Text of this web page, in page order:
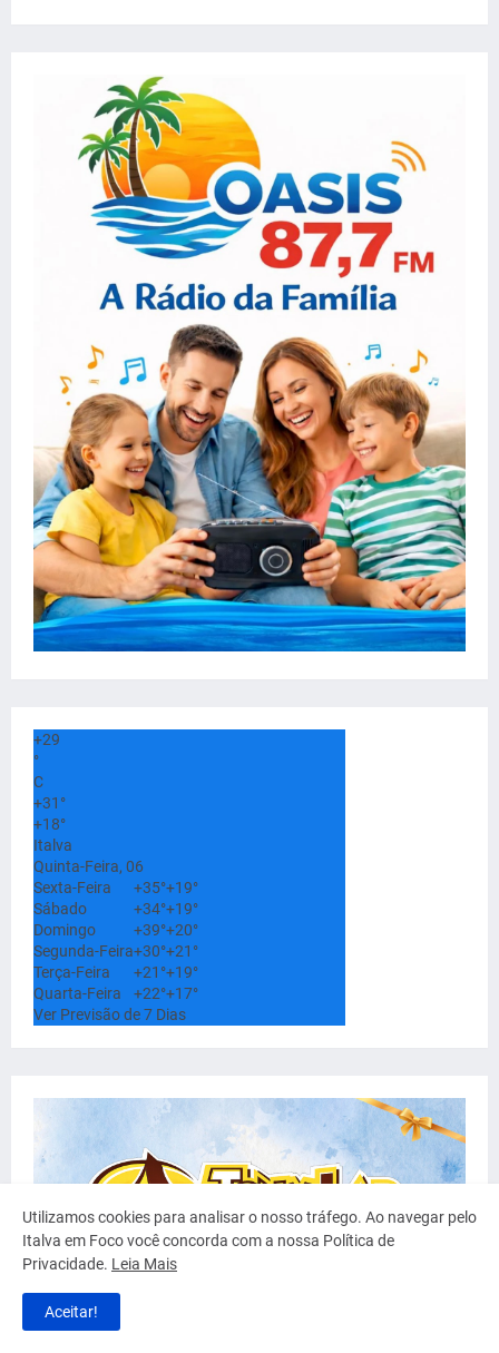
+29
°
C
+31°
+18°
Italva
Quinta-Feira, 06
Sexta-Feira
+35°+19°
Sábado
+34°+19°
Domingo
+39°+20°
Segunda-Feira+30°+21°
Terça-Feira
+21°+19°
Quarta-Feira
+22°+17°
Ver Previsão de 7 Dias
Utilizamos cookies para analisar o nosso tráfego. Ao navegar pelo
Italva em Foco você concorda com a nossa Política de
Privacidade. Leia Mais
Aceitar!